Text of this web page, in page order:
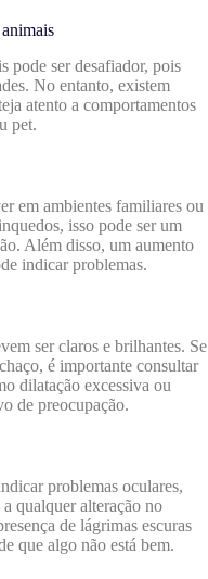
pode ser desafiador, pois
No entanto, existem
atento a comportamentos
pet.
em ambientes familiares ou
isso pode ser um
Além disso, um aumento
indicar problemas.
ser claros e brilhantes. Se
é importante consultar
dilatação excessiva ou
de preocupação.
problemas oculares,
qualquer alteração no
de lágrimas escuras
que algo não está bem.